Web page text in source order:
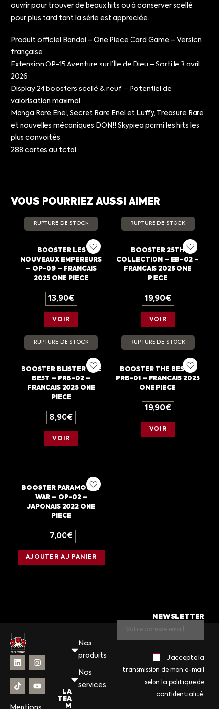
ouvrir pour trouver de beaux hits ou à conserver scellé
pour plus tard tant la série est appréciée.
Produit officiel Bandai – One Piece Card Game – Version
française
Extension OP-15 Aventure sur l’Île de Dieu – Sorti le 3 avril
2026
Display 24 boosters scellé & neuf – Potentiel de
valorisation maximal
Manga Rare Enel, Secret Rare Enel et Luffy, Treasure Rare
et nouvelles mécaniques DON!! Skypiea parmi les hits les
plus convoités
288 cartes au total.
VOUS POURRIEZ AUSSI AIMER
RUPTURE DE STOCK
BOOSTER LES
NOUVEAUX EMPEREURS
– OP-09 – FRANCAIS
2025 ONE PIECE
13,90€
VOIR
RUPTURE DE STOCK
BOOSTER 25TH
COLLECTION – EB-02 –
FRANCAIS 2025 ONE
PIECE
19,90€
VOIR
RUPTURE DE STOCK
BOOSTER BLISTER THE
BEST – PRB-02 –
FRANCAIS 2025 ONE
PIECE
8,90€
VOIR
RUPTURE DE STOCK
BOOSTER THE BEST –
PRB-01 – FRANCAIS 2025
ONE PIECE
19,90€
VOIR
BOOSTER PARAMOUNT
WAR – OP-02 –
JAPONAIS 2022 ONE
PIECE
7,00€
AJOUTER AU PANIER
Nos
produits
Nos
services
LA
TEA
M
NEWSLETTER
J’accepte la
transmission de mon e-mail
selon la politique de
confidentialité.